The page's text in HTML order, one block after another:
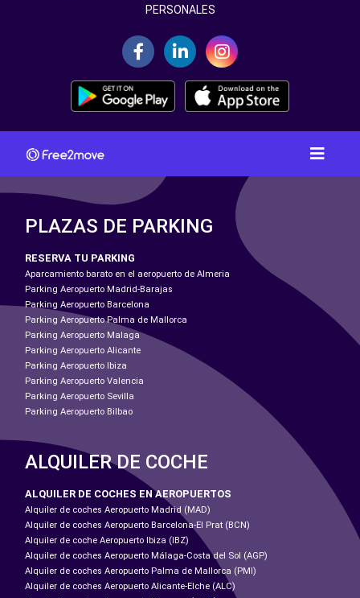
PERSONALES
PLAZAS DE PARKING
RESERVA TU PARKING
Aparcamiento barato en el aeropuerto de Almeria
Parking Aeropuerto Madrid-Barajas
Parking Aeropuerto Barcelona
Parking Aeropuerto Palma de Mallorca
Parking Aeropuerto Malaga
Parking Aeropuerto Alicante
Parking Aeropuerto Ibiza
Parking Aeropuerto Valencia
Parking Aeropuerto Sevilla
Parking Aeropuerto Bilbao
ALQUILER DE COCHE
ALQUILER DE COCHES EN AEROPUERTOS
Alquiler de coches Aeropuerto Madrid (MAD)
Alquiler de coches Aeropuerto Barcelona-El Prat (BCN)
Alquiler de coche Aeropuerto Ibiza (IBZ)
Alquiler de coches Aeropuerto Málaga-Costa del Sol (AGP)
Alquiler de coches Aeropuerto Palma de Mallorca (PMI)
Alquiler de coches Aeropuerto Alicante-Elche (ALC)